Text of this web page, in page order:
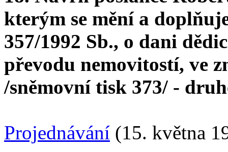
kterým se mění a
357/1992 Sb., o dani
převodu nemovitostí, ve
/sněmovní tisk 373/ -
Projednávání (15. května